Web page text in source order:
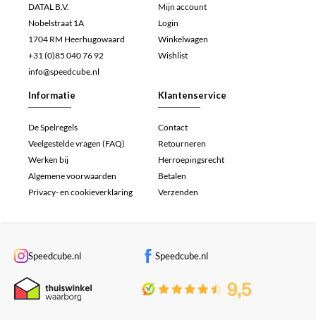
DATAL B.V.
Nobelstraat 1A
1704 RM Heerhugowaard
+31 (0)85 040 76 92
info@speedcube.nl
Mijn account
Login
Winkelwagen
Wishlist
Informatie
De Spelregels
Veelgestelde vragen (FAQ)
Werken bij
Algemene voorwaarden
Privacy- en cookieverklaring
Klantenservice
Contact
Retourneren
Herroepingsrecht
Betalen
Verzenden
Speedcube.nl Speedcube.nl